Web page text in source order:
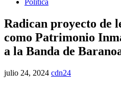
Política
Radican proyecto de
como Patrimonio
a la Banda de
julio 24, 2024 cdn24